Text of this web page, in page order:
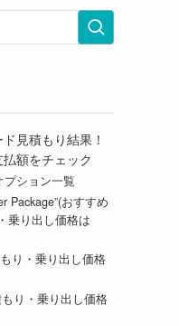
見積もり結果！
額をチェック
ション一覧
Package”(おすすめ
乗り出し価格は
り・乗り出し価格
り・乗り出し価格